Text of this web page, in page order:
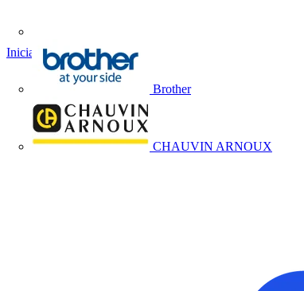
Brother
CHAUVIN ARNOUX
Iniciar sesiónRegistrarse